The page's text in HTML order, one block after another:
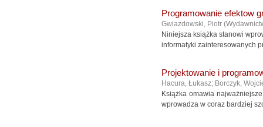
Programowanie efektow
Gwiazdowski, Piotr (
Niniejsza książka stanowi
informatyki zainteresowanych
Projektowanie i
Hacura, Łukasz; Borczyk,
Książka omawia
wprowadza w coraz bardziej